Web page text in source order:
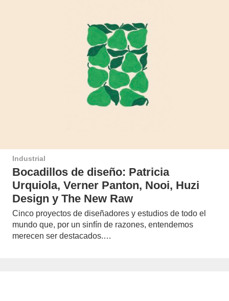
Industrial
Bocadillos de diseño: Patricia
Urquiola, Verner Panton, Nooi, Huzi
Design y The New Raw
Cinco proyectos de diseñadores y estudios de todo el
mundo que, por un sinfín de razones, entendemos
merecen ser destacados.…